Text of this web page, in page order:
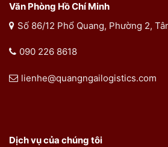
Văn Phòng Hồ Chí Minh
Số 86/12 Phổ Quang, Phường 2,
090 226 8618
lienhe@quangngailogistics.com
Dịch vụ của chúng tôi